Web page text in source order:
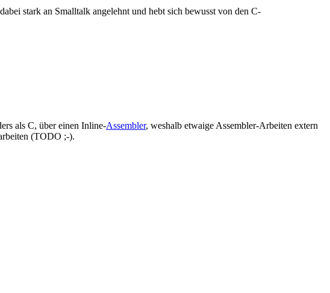
stark an Smalltalk angelehnt und hebt sich bewusst von den C-
als C, über einen Inline-Assembler, weshalb etwaige Assembler-Arbeiten extern
(TODO ;-).